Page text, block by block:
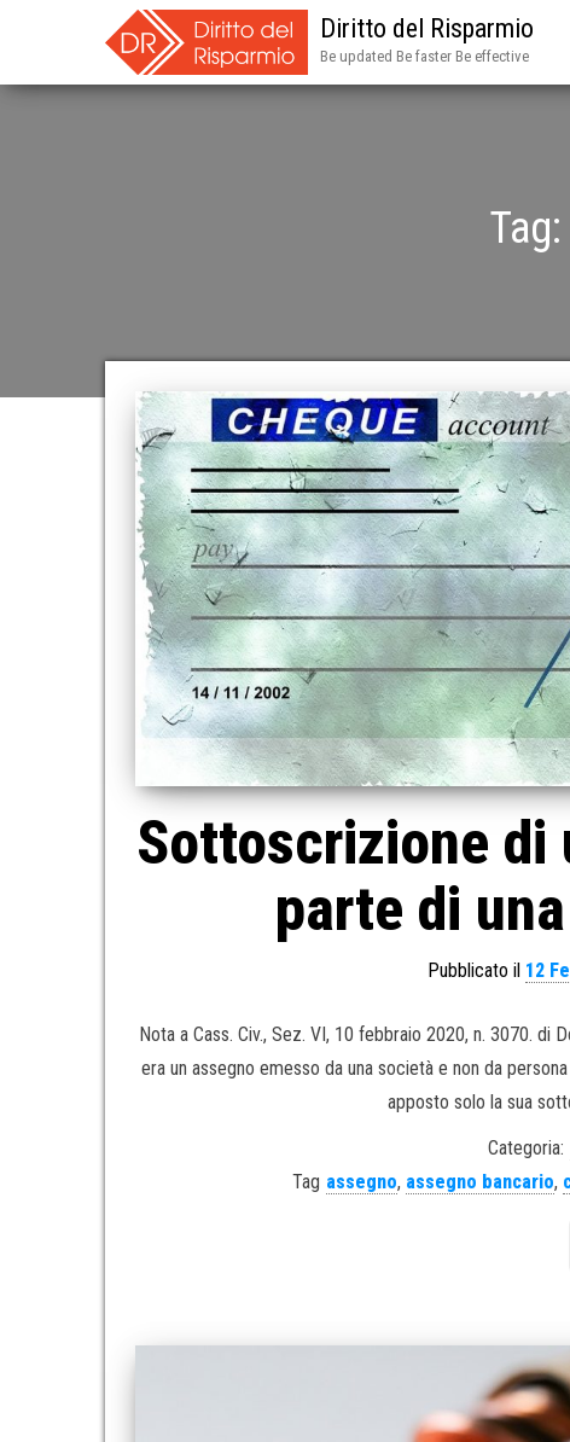
Diritto del Risparmio
Be updated Be faster Be effective
Tag:
Sottoscrizione di
parte di
Pubblicato il 12
Nota a Cass. Civ., Sez. VI, 10 febbraio 2020, n. 3070.
era un assegno emesso da una società e non da
apposto solo la sua
Categoria:
Tag assegno, assegno bancario,